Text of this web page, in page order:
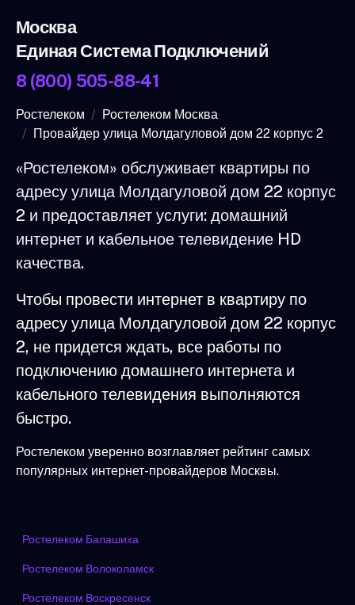
Москва
Единая Система Подключений
8 (800) 505-88-41
Ростелеком
Ростелеком Москва
Провайдер улица Молдагуловой дом 22 корпус 2
«Ростелеком» обслуживает квартиры по
адресу улица Молдагуловой дом 22 корпус
2 и предоставляет услуги: домашний
интернет и кабельное телевидение HD
качества.
Чтобы провести интернет в квартиру по
адресу улица Молдагуловой дом 22 корпус
2, не придется ждать, все работы по
подключению домашнего интернета и
кабельного телевидения выполняются
быстро.
Ростелеком уверенно возглавляет рейтинг самых
популярных интернет-провайдеров Москвы.
Ростелеком Балашиха
Ростелеком Волоколамск
Ростелеком Воскресенск